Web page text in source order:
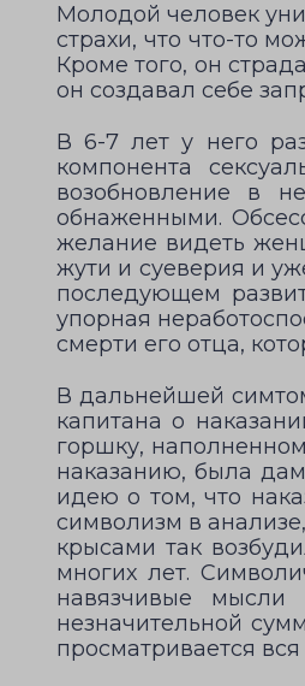
Молодой человек
страхи, что что-то
Кроме того, он
он создавал себе
В 6-7 лет у него
компонента
возобновление в
обнаженными.
желание видеть
жути и cуеверия и
последующем
упорная
смерти его отца,
В дальнейшей
капитана о
горшку,
наказанию, была
идею о том, что
символизм в
крысами так
многих лет.
навязчивые
незначительной
просматривается